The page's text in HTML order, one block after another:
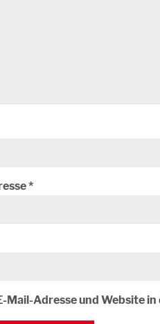
*
Mail-Adresse und Website